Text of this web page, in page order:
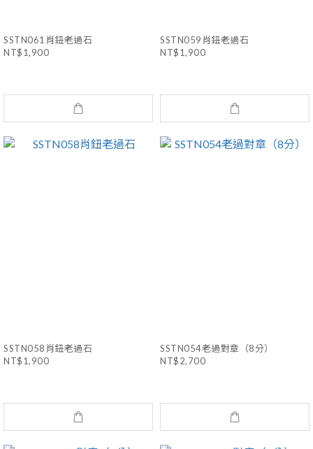
SSTN061肖鈕老過石
NT$1,900
SSTN059肖鈕老過石
NT$1,900
SSTN058肖鈕老過石
NT$1,900
SSTN054老過對章（8分）
NT$2,700